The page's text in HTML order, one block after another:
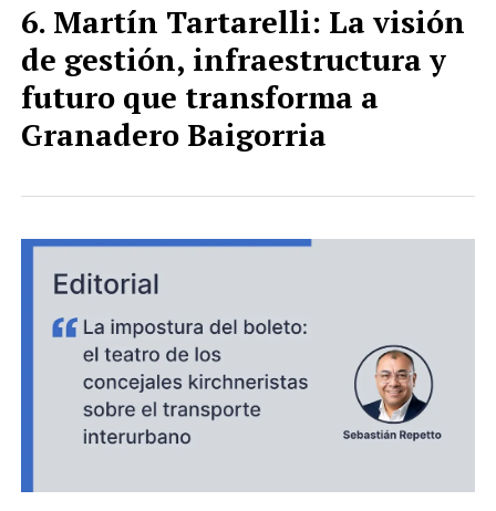
Martín Tartarelli: La visión
de gestión, infraestructura y
futuro que transforma a
Granadero Baigorria